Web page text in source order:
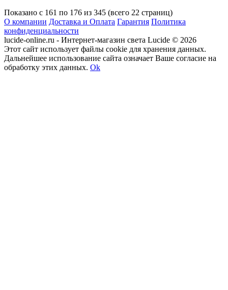
Показано с 161 по 176 из 345 (всего 22 страниц)
О компании Доставка и Оплата Гарантия Политика
конфиденциальности
lucide-online.ru - Интернет-магазин света Lucide © 2026
Этот сайт использует файлы cookie для хранения данных.
Дальнейшее использование сайта означает Ваше согласие на
обработку этих данных. Ok